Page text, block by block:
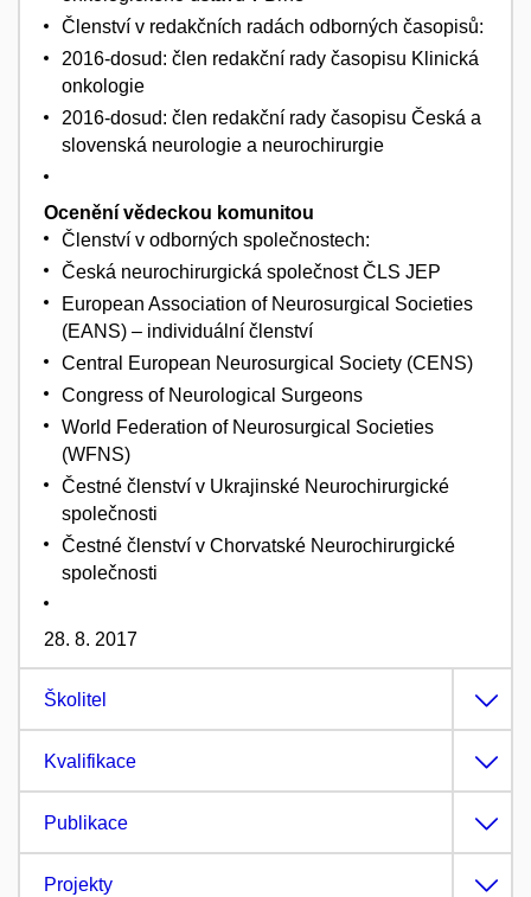
Členství v redakčních radách odborných časopisů:
2016-dosud: člen redakční rady časopisu Klinická
onkologie
2016-dosud: člen redakční rady časopisu Česká a
slovenská neurologie a neurochirurgie
Ocenění vědeckou komunitou
Členství v odborných společnostech:
Česká neurochirurgická společnost ČLS JEP
European Association of Neurosurgical Societies
(EANS) – individuální členství
Central European Neurosurgical Society (CENS)
Congress of Neurological Surgeons
World Federation of Neurosurgical Societies
(WFNS)
Čestné členství v Ukrajinské Neurochirurgické
společnosti
Čestné členství v Chorvatské Neurochirurgické
společnosti
28. 8. 2017
Školitel
Kvalifikace
Publikace
Projekty